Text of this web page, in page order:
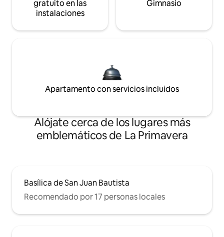
gratuito en las
instalaciones
Gimnasio
Apartamento con servicios incluidos
Alójate cerca de los lugares más
emblemáticos de La Primavera
Basílica de San Juan Bautista
Recomendado por 17 personas locales